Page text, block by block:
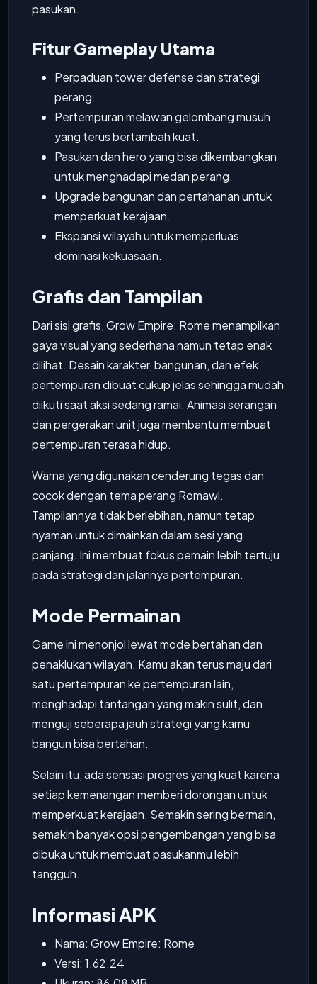
pasukan.
Fitur Gameplay Utama
Perpaduan tower defense dan strategi
perang.
Pertempuran melawan gelombang musuh
yang terus bertambah kuat.
Pasukan dan hero yang bisa dikembangkan
untuk menghadapi medan perang.
Upgrade bangunan dan pertahanan untuk
memperkuat kerajaan.
Ekspansi wilayah untuk memperluas
dominasi kekuasaan.
Grafis dan Tampilan
Dari sisi grafis, Grow Empire: Rome menampilkan
gaya visual yang sederhana namun tetap enak
dilihat. Desain karakter, bangunan, dan efek
pertempuran dibuat cukup jelas sehingga mudah
diikuti saat aksi sedang ramai. Animasi serangan
dan pergerakan unit juga membantu membuat
pertempuran terasa hidup.
Warna yang digunakan cenderung tegas dan
cocok dengan tema perang Romawi.
Tampilannya tidak berlebihan, namun tetap
nyaman untuk dimainkan dalam sesi yang
panjang. Ini membuat fokus pemain lebih tertuju
pada strategi dan jalannya pertempuran.
Mode Permainan
Game ini menonjol lewat mode bertahan dan
penaklukan wilayah. Kamu akan terus maju dari
satu pertempuran ke pertempuran lain,
menghadapi tantangan yang makin sulit, dan
menguji seberapa jauh strategi yang kamu
bangun bisa bertahan.
Selain itu, ada sensasi progres yang kuat karena
setiap kemenangan memberi dorongan untuk
memperkuat kerajaan. Semakin sering bermain,
semakin banyak opsi pengembangan yang bisa
dibuka untuk membuat pasukanmu lebih
tangguh.
Informasi APK
Nama: Grow Empire: Rome
Versi: 1.62.24